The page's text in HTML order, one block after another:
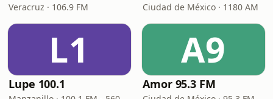
Veracruz · 106.9 FM Ciudad de México · 1180 AM
L1
Lupe 100.1
A9
Amor 95.3 FM